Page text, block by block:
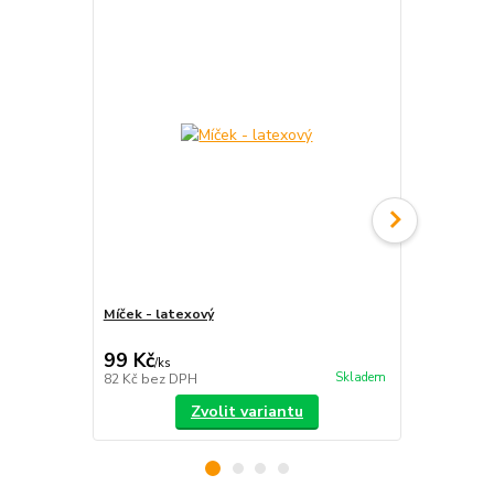
Míček - latexový
99 Kč/ks
82 Kč bez DPH Skladem
Zvolit variantu